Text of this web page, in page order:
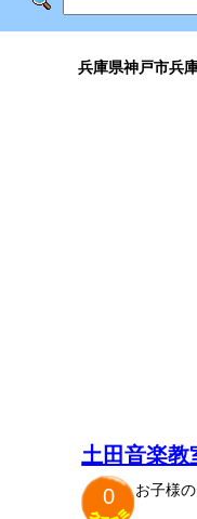
兵庫県神戸市兵
土田音楽教
0
お子様